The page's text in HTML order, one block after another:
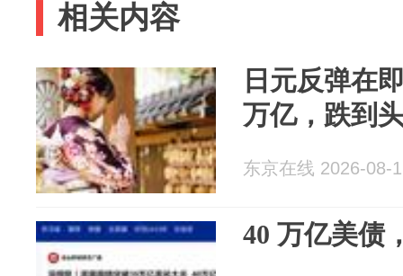
相关内容
日元反弹在
万亿，跌到
东京在线 2026-08-
40 万亿美债